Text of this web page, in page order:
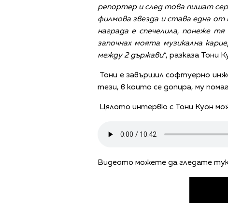
репортер и след това пишат
филмова звезда и става една
награда е спечелила, понеже
започнах моята музикална
между 2 държави.“, разказа Тони
Тони е завършил софтуерно
тези, в които се допира, му
Цялото интервю с Тони Куон
Видеото можете да гледате